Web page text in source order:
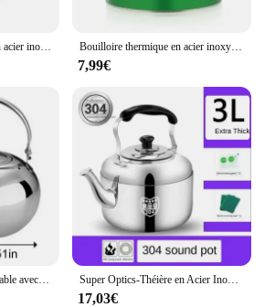
Bouilloire thermique en acier inoxydable, bouilloire à eau, chauffage au gaz, sifflet, bouilloire à thé, poignée confortable, voyages, cuisson, 3L
7,99€
Super Optics-Théière en Acier Inoxydable 304 avec Sifflet de Grande Capacité, Cuisinière à Gaz Électrique avec Bouilloire
17,03€